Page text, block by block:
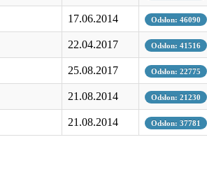
17.06.2014 Odsłon: 46090
22.04.2017 Odsłon: 41516
25.08.2017 Odsłon: 22775
21.08.2014 Odsłon: 21230
21.08.2014 Odsłon: 37781